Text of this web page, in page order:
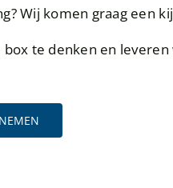
Wij komen graag een
te denken en